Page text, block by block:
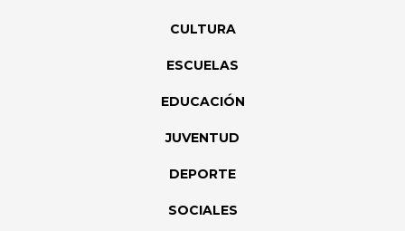
CULTURA
ESCUELAS
EDUCACIÓN
JUVENTUD
DEPORTE
SOCIALES